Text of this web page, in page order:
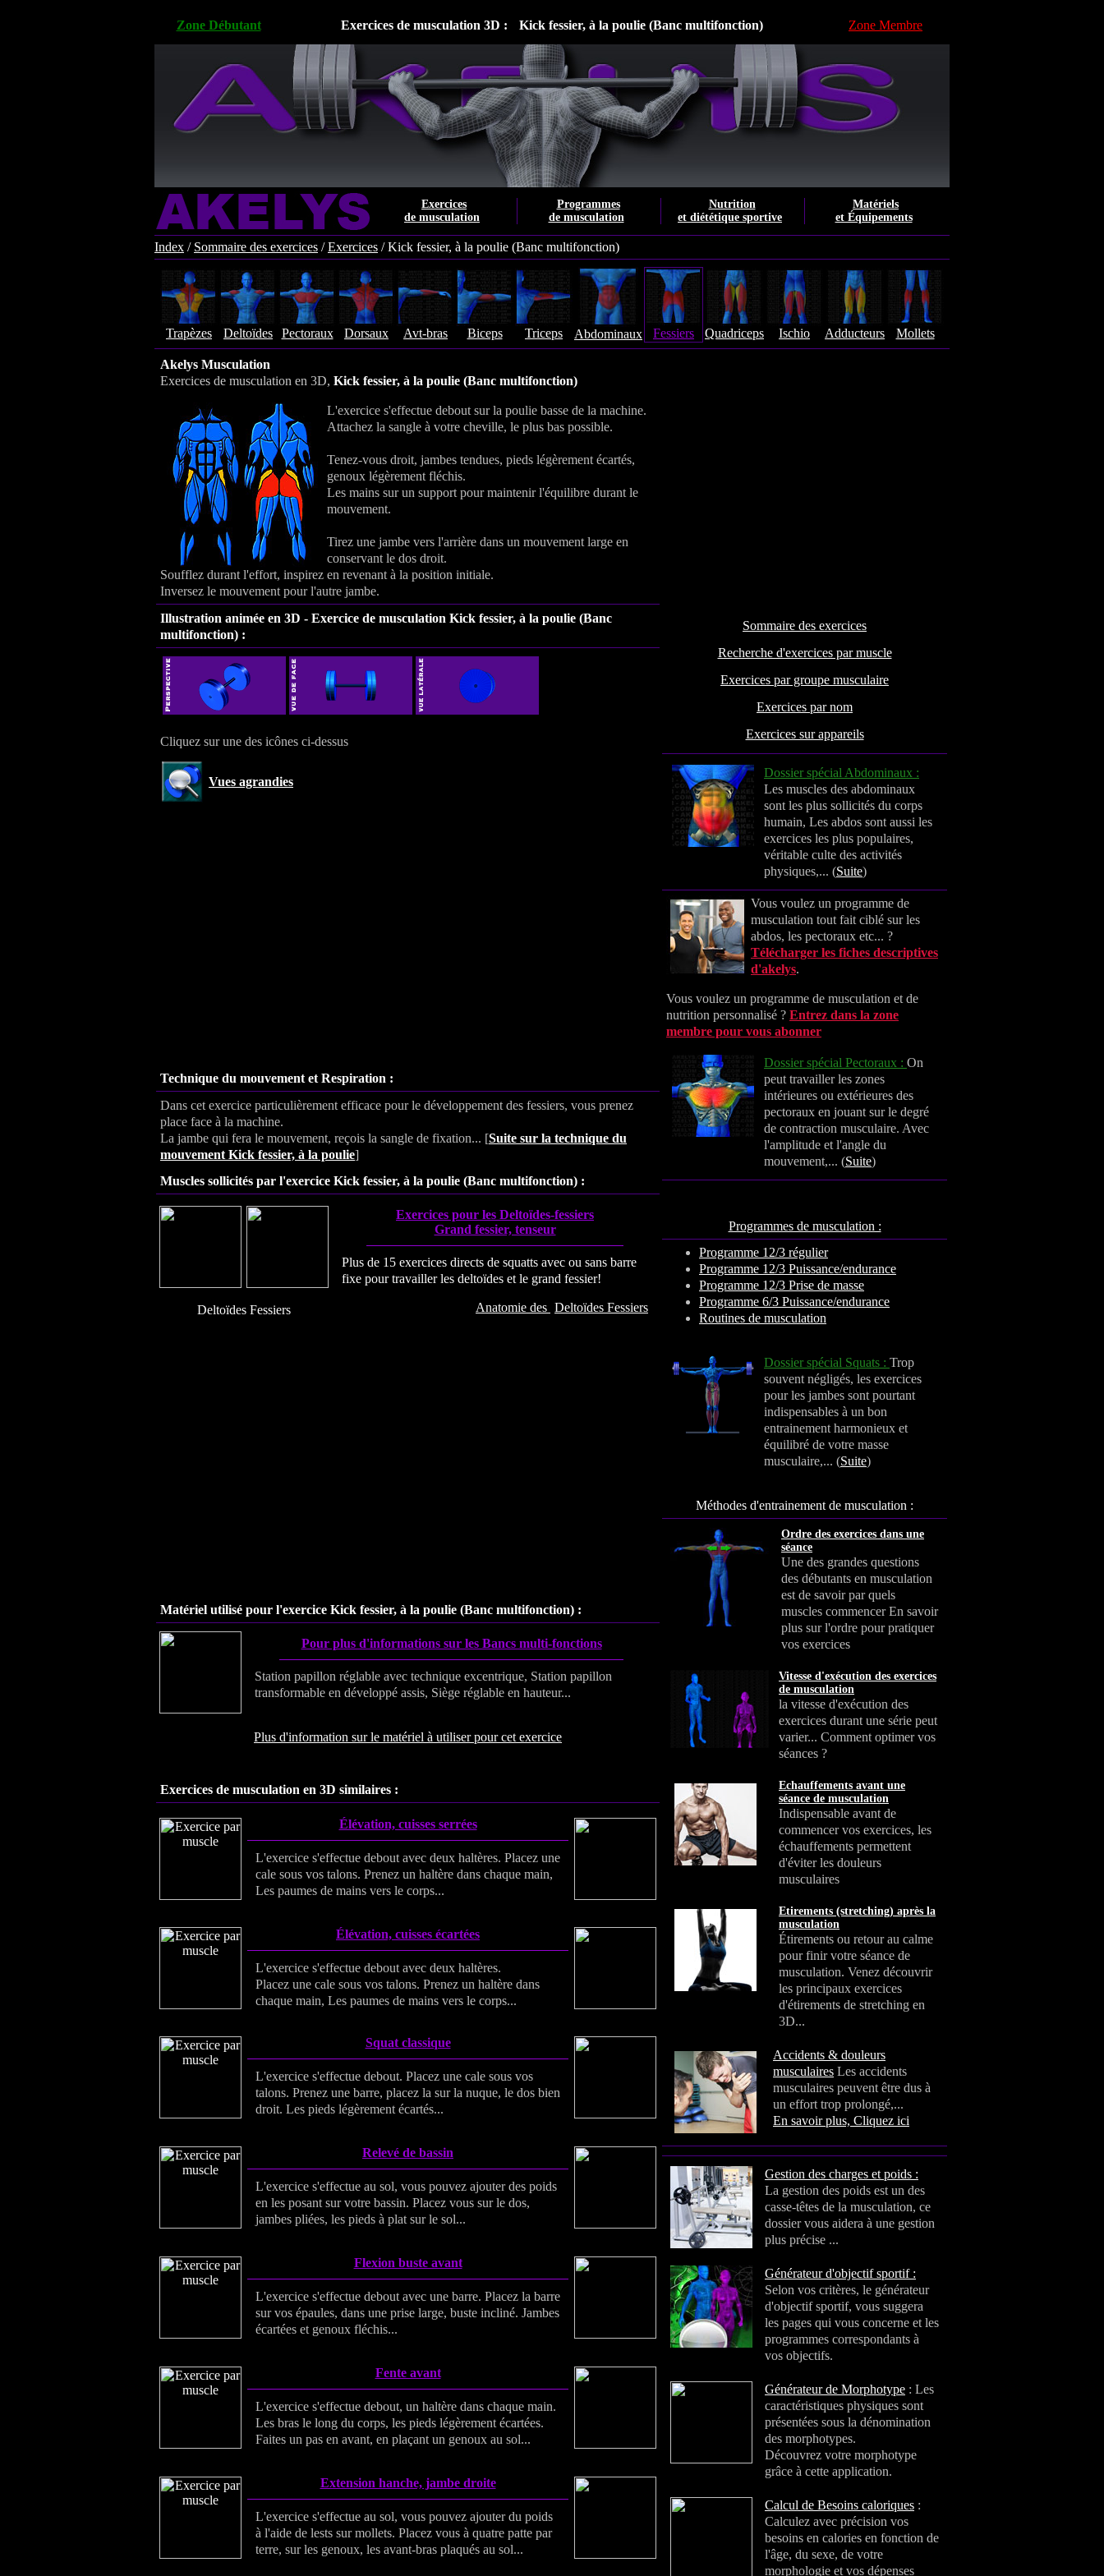
Zone Débutant Exercices de musculation 3D : Kick fessier, à la poulie (Banc multifonction) Zone Membre
Exercices
de musculation
Programmes
de musculation
Nutrition
et diététique sportive
Matériels
et Équipements
Index / Sommaire des exercices /Exercices /Kick fessier, à la poulie (Banc multifonction)
Trapèzes Deltoïdes Pectoraux Dorsaux Avt-bras Biceps Triceps Abdominaux Fessiers Quadriceps Ischio Adducteurs Mollets
Akelys Musculation
Exercices de musculation en 3D, Kick fessier, à la poulie (Banc multifonction)
L'exercice s'effectue debout sur la poulie basse de la machine.
Attachez la sangle à votre cheville, le plus bas possible.
Tenez-vous droit, jambes tendues, pieds légèrement écartés,
genoux légèrement fléchis.
Les mains sur un support pour maintenir l'équilibre durant le
mouvement.
Tirez une jambe vers l'arrière dans un mouvement large en
conservant le dos droit.
Soufflez durant l'effort, inspirez en revenant à la position initiale.
Inversez le mouvement pour l'autre jambe.
Illustration animée en 3D - Exercice de musculation Kick fessier, à la poulie (Banc
multifonction) :
Sommaire des exercices
Recherche d'exercices par muscle
Exercices par groupe musculaire
Exercices par nom
Exercices sur appareils
Dossier spécial Abdominaux :
Les muscles des abdominaux
sont les plus sollicités du corps
humain, Les abdos sont aussi les
exercices les plus populaires,
véritable culte des activités
physiques,... (Suite)
Vous voulez un programme de
musculation tout fait ciblé sur les
abdos, les pectoraux etc... ?
Télécharger les fiches descriptives
d'akelys.
Vous voulez un programme de musculation et de
nutrition personnalisé ? Entrez dans la zone
membre pour vous abonner
Dossier spécial Pectoraux : On
peut travailler les zones
intérieures ou extérieures des
pectoraux en jouant sur le degré
de contraction musculaire. Avec
l'amplitude et l'angle du
mouvement,... (Suite)
Programmes de musculation :
Programme 12/3 régulier
Programme 12/3 Puissance/endurance
Programme 12/3 Prise de masse
Programme 6/3 Puissance/endurance
Routines de musculation
Dossier spécial Squats : Trop
souvent négligés, les exercices
pour les jambes sont pourtant
indispensables à un bon
entrainement harmonieux et
équilibré de votre masse
musculaire,... (Suite)
Méthodes d'entrainement de musculation :
Ordre des exercices dans une
séance
Une des grandes questions
des débutants en musculation
est de savoir par quels
muscles commencer En savoir
plus sur l'ordre pour pratiquer
vos exercices
Vitesse d'exécution des exercices
de musculation
la vitesse d'exécution des
exercices durant une série peut
varier... Comment optimer vos
séances ?
Echauffements avant une
séance de musculation
Indispensable avant de
commencer vos exercices, les
échauffements permettent
d'éviter les douleurs
musculaires
Etirements (stretching) après la
musculation
Étirements ou retour au calme
pour finir votre séance de
musculation. Venez découvrir
les principaux exercices
d'étirements de stretching en
3D...
Accidents & douleurs
musculaires Les accidents
musculaires peuvent être dus à
un effort trop prolongé,...
En savoir plus, Cliquez ici
Gestion des charges et poids :
La gestion des poids est un des
casse-têtes de la musculation, ce
dossier vous aidera à une gestion
plus précise ...
Générateur d'objectif sportif :
Selon vos critères, le générateur
d'objectif sportif, vous suggera
les pages qui vous concerne et les
programmes correspondants à
vos objectifs.
Générateur de Morphotype : Les
caractéristiques physiques sont
présentées sous la dénomination
des morphotypes.
Découvrez votre morphotype
grâce à cette application.
Calcul de Besoins caloriques :
Calculez avec précision vos
besoins en calories en fonction de
l'âge, du sexe, de votre
morphologie et vos dépenses
Cliquez sur une des icônes ci-dessus
Vues agrandies
Technique du mouvement et Respiration :
Dans cet exercice particulièrement efficace pour le développement des fessiers, vous prenez
place face à la machine.
La jambe qui fera le mouvement, reçois la sangle de fixation... [Suite sur la technique du
mouvement Kick fessier, à la poulie]
Muscles sollicités par l'exercice Kick fessier, à la poulie (Banc multifonction) :
Exercices pour les Deltoïdes-fessiers
Grand fessier, tenseur
Plus de 15 exercices directs de squatts avec ou sans barre
fixe pour travailler les deltoïdes et le grand fessier!
Anatomie des Deltoïdes Fessiers
Deltoïdes Fessiers
Matériel utilisé pour l'exercice Kick fessier, à la poulie (Banc multifonction) :
Pour plus d'informations sur les Bancs multi-fonctions
Station papillon réglable avec technique excentrique, Station papillon
transformable en développé assis, Siège réglable en hauteur...
Plus d'information sur le matériel à utiliser pour cet exercice
Exercices de musculation en 3D similaires :
Élévation, cuisses serrées
L'exercice s'effectue debout avec deux haltères. Placez une
cale sous vos talons. Prenez un haltère dans chaque main,
Les paumes de mains vers le corps...
Élévation, cuisses écartées
L'exercice s'effectue debout avec deux haltères.
Placez une cale sous vos talons. Prenez un haltère dans
chaque main, Les paumes de mains vers le corps...
Squat classique
L'exercice s'effectue debout. Placez une cale sous vos
talons. Prenez une barre, placez la sur la nuque, le dos bien
droit. Les pieds légèrement écartés...
Relevé de bassin
L'exercice s'effectue au sol, vous pouvez ajouter des poids
en les posant sur votre bassin. Placez vous sur le dos,
jambes pliées, les pieds à plat sur le sol...
Flexion buste avant
L'exercice s'effectue debout avec une barre. Placez la barre
sur vos épaules, dans une prise large, buste incliné. Jambes
écartées et genoux fléchis...
Fente avant
L'exercice s'effectue debout, un haltère dans chaque main.
Les bras le long du corps, les pieds légèrement écartées.
Faites un pas en avant, en plaçant un genoux au sol...
Extension hanche, jambe droite
L'exercice s'effectue au sol, vous pouvez ajouter du poids
à l'aide de lests sur mollets. Placez vous à quatre patte par
terre, sur les genoux, les avant-bras plaqués au sol...